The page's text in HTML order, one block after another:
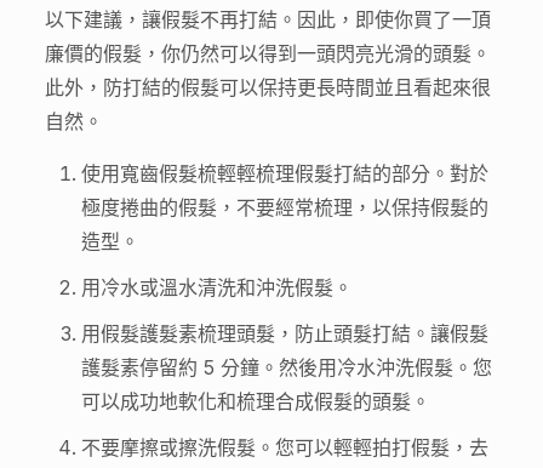
以下建議，讓假髮不再打結。因此，即使你買了一頂
廉價的假髮，你仍然可以得到一頭閃亮光滑的頭髮。
此外，防打結的假髮可以保持更長時間並且看起來很
自然。
使用寬齒假髮梳輕輕梳理假髮打結的部分。對於
極度捲曲的假髮，不要經常梳理，以保持假髮的
造型。
用冷水或溫水清洗和沖洗假髮。
用假髮護髮素梳理頭髮，防止頭髮打結。讓假髮
護髮素停留約 5 分鐘。然後用冷水沖洗假髮。您
可以成功地軟化和梳理合成假髮的頭髮。
不要摩擦或擦洗假髮。您可以輕輕拍打假髮，去